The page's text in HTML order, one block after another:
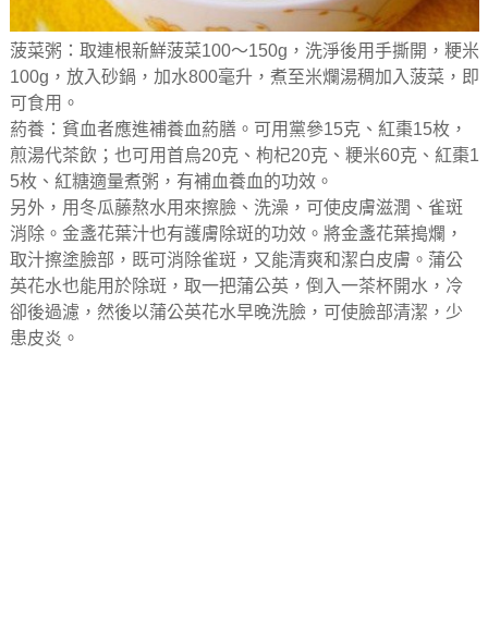
菠菜粥：取連根新鮮菠菜100～150g，洗淨後用手撕開，粳米
100g，放入砂鍋，加水800毫升，煮至米爛湯稠加入菠菜，即
可食用。
葯養：貧血者應進補養血葯膳。可用黨參15克、紅棗15枚，
煎湯代茶飲；也可用首烏20克、枸杞20克、粳米60克、紅棗1
5枚、紅糖適量煮粥，有補血養血的功效。
另外，用冬瓜藤熬水用來擦臉、洗澡，可使皮膚滋潤、雀斑
消除。金盞花葉汁也有護膚除斑的功效。將金盞花葉搗爛，
取汁擦塗臉部，既可消除雀斑，又能清爽和潔白皮膚。蒲公
英花水也能用於除斑，取一把蒲公英，倒入一茶杯開水，冷
卻後過濾，然後以蒲公英花水早晚洗臉，可使臉部清潔，少
患皮炎。